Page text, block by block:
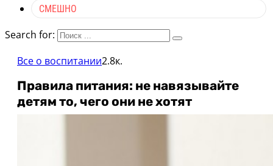
СМЕШНО
Search for:
Все о воспитании2.8к.
Правила питания: не навязывайте
детям то, чего они не хотят